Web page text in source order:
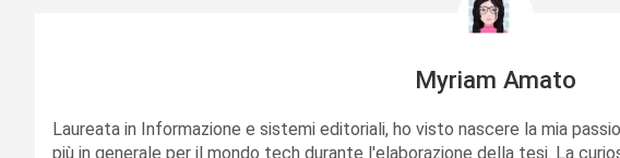
Myriam Amato
Laureata in Informazione e sistemi editoriali, ho visto nascere la mia
più in generale per il mondo tech durante l'elaborazione della tesi. La